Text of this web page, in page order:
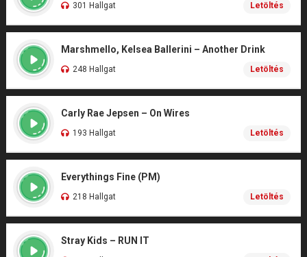
301 Hallgat Letöltés
Marshmello, Kelsea Ballerini – Another Drink
248 Hallgat Letöltés
Carly Rae Jepsen – On Wires
193 Hallgat Letöltés
Everythings Fine (PM)
218 Hallgat Letöltés
Stray Kids – RUN IT